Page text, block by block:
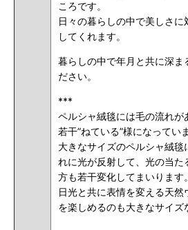
ころです。
日々の暮らしの中で美しさに
してくれます。
暮らしの中で年月と共に深ま
ださい。
***
ペルシャ絨毯には毛の流れが
若干”ねている”様になってい
大きなサイズのペルシャ絨
れに光が反射して、光の当た
方も若干変化してまいります。
日光と共に表情を変える天
を楽しめるのも大きなサイズ